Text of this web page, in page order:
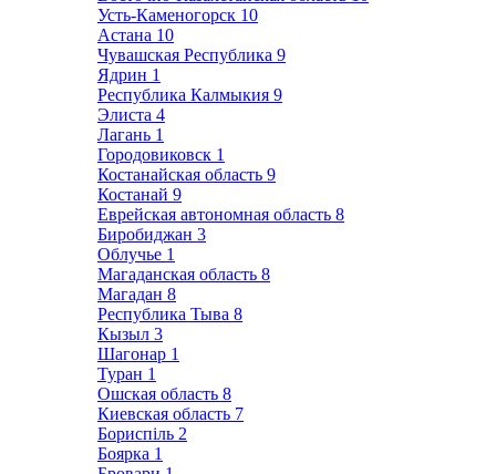
Усть-Каменогорск 10
Астана 10
Чувашская Республика 9
Ядрин 1
Республика Калмыкия 9
Элиста 4
Лагань 1
Городовиковск 1
Костанайская область 9
Костанай 9
Еврейская автономная область 8
Биробиджан 3
Облучье 1
Магаданская область 8
Магадан 8
Республика Тыва 8
Кызыл 3
Шагонар 1
Туран 1
Ошская область 8
Киевская область 7
Бориспіль 2
Боярка 1